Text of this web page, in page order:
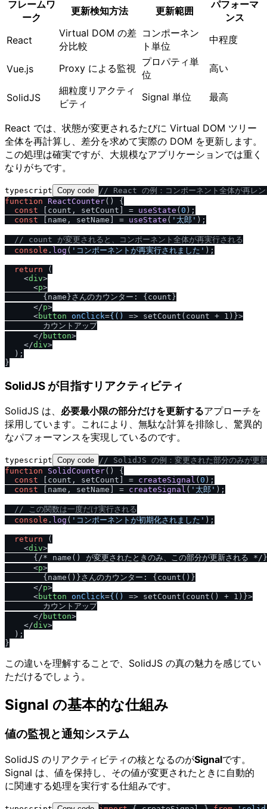
フレームワ
ーク
更新検知方法 更新範囲
パフォーマ
ンス
React
Virtual DOM の差
分比較
コンポーネン
ト単位
中程度
Vue.js Proxy による監視
プロパティ単
位
高い
SolidJS
細粒度リアクティ
ビティ
Signal 単位 最高
React では、状態が変更されるたびに Virtual DOM ツリー
全体を再計算し、差分を求めて実際の DOM を更新します。
この処理は確実ですが、大規模なアプリケーションでは重く
なりがちです。
typescript Copy code / / React の例：コンポーネント全体が再レン
function
ReactCounter( ) {
const [count, setCount] = useState ( 0 );
const [name, setName] = useState ( '太郎' );
/ / count が変更されると、コンポーネント全体が再実行される
console . log ( 'コンポーネントが再実行されました' );
return (
<div>
<p>
        {name}さんのカウンター: {count}
</p>
<button onClick={() => setCount(count + 1)}>
        カウントアップ
</ button>
</div>
  );
SolidJS が目指すリアクティビティ
SolidJS は、 必要最小限の部分だけを更新するアプローチを
採用しています。これにより、無駄な計算を排除し、驚異的
なパフォーマンスを実現しているのです。
typescript Copy code // SolidJS の例：変更された部分のみが更
function
SolidCounter( ) {
const [count, setCount] = createSignal ( 0 );
const [name, setName] = createSignal ( '太郎' );
// この関数は一度だけ実行される
console . log ( 'コンポーネントが初期化されました' );
return (
<div>
      {
/* name() が変更されたときのみ、この部分が更新される */ }
<p>
        {name()}さんのカウンター: {count()}
</p>
<button onClick={() => setCount(count() + 1)}>
        カウントアップ
</ button>
</div>
  );
この違いを理解することで、SolidJS の真の魅力を感じてい
ただけるでしょう。
Signal の基本的な仕組み
値の監視と通知システム
SolidJS のリアクティビティの核となるのがSignalです。
Signal は、値を保持し、その値が変更されたときに自動的
に関連する処理を実行する仕組みです。